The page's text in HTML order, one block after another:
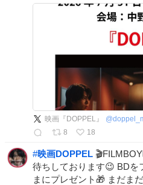
映画『DOPPEL』 @
8
18
#映画DOPPEL
待ちしております😉 BDを
まにプレゼント🎁 まだま